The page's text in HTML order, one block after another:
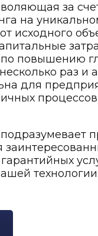
за
на
исходного
по повышению
раз и
для
процессов
технологии